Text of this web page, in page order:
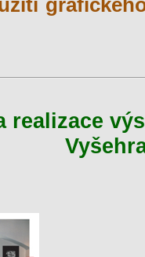
realizace